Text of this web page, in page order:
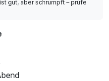
gut, aber schrumpft – prüfe